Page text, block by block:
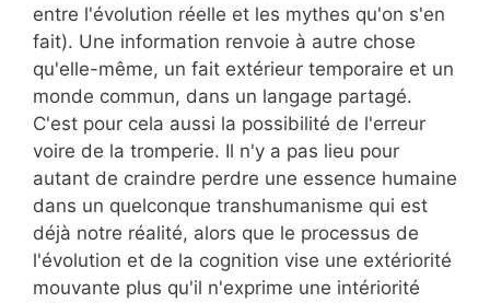
entre l'évolution réelle et les mythes qu'on s'en
fait). Une information renvoie à autre chose
qu'elle-même, un fait extérieur temporaire et un
monde commun, dans un langage partagé.
C'est pour cela aussi la possibilité de l'erreur
voire de la tromperie. Il n'y a pas lieu pour
autant de craindre perdre une essence humaine
dans un quelconque transhumanisme qui est
déjà notre réalité, alors que le processus de
l'évolution et de la cognition vise une extériorité
mouvante plus qu'il n'exprime une intériorité